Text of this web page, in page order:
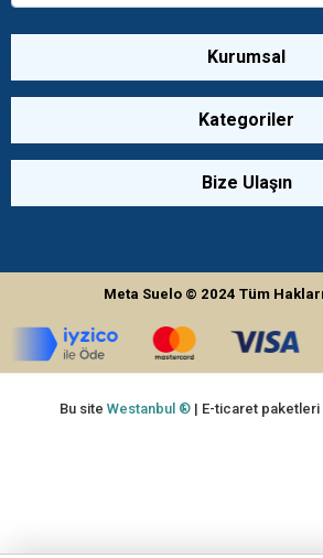
Kurumsal
Kategoriler
Bize Ulaşın
Meta Suelo © 2024Tüm
Bu siteWestanbul ® | E-ticaret paketleri